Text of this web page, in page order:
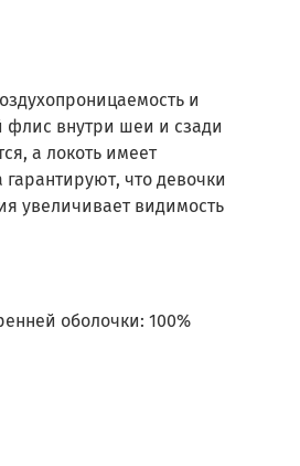
и
флис внутри шеи и сзади
а локоть имеет
что девочки
увеличивает видимость
оболочки: 100%